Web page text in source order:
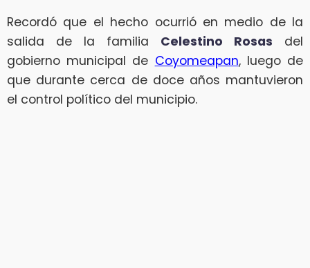
Recordó que el hecho ocurrió en medio de la
salida de la familia Celestino Rosas del
gobierno municipal de Coyomeapan, luego de
que durante cerca de doce años mantuvieron
el control político del municipio.